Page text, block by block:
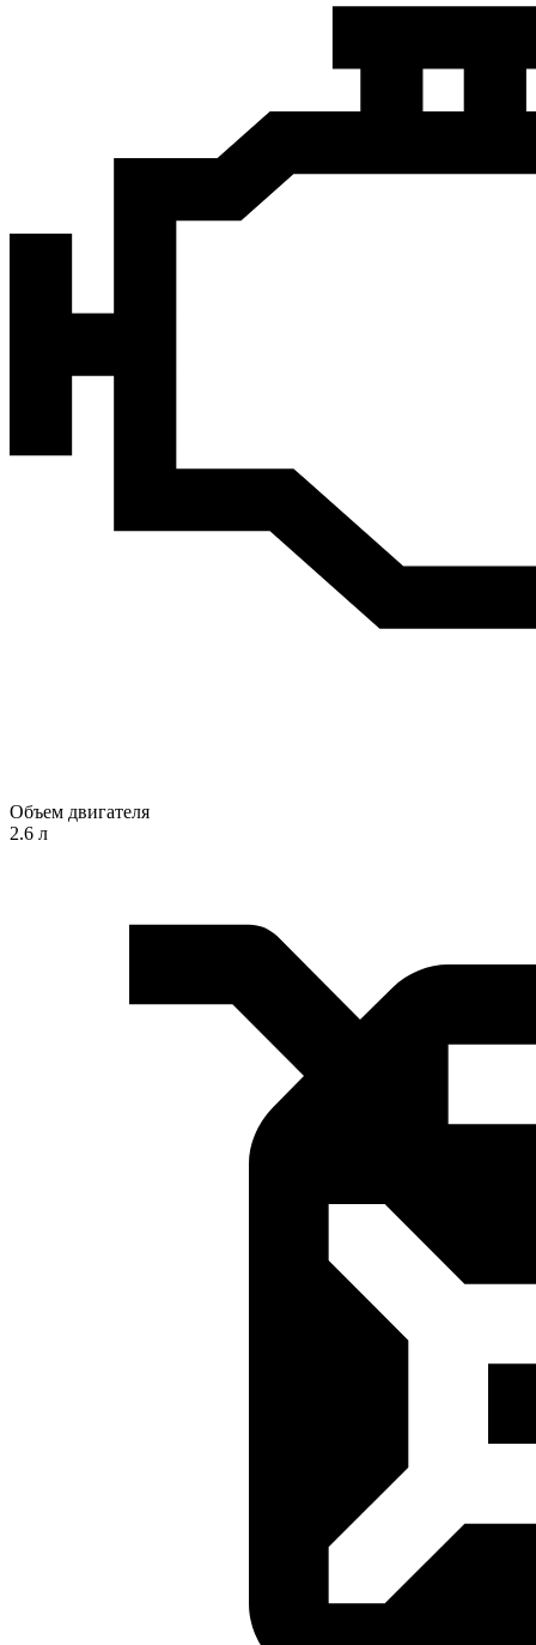
Объем двигателя
2.6 л